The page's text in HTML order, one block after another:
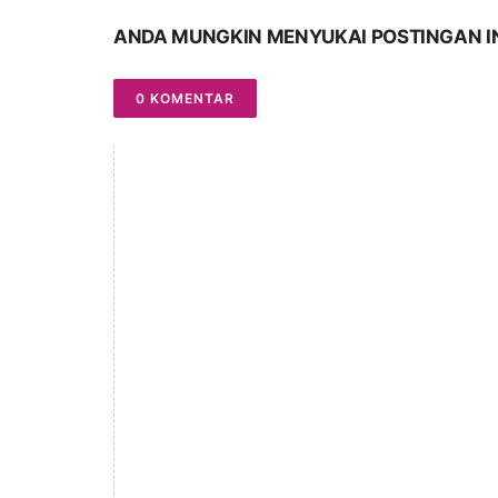
ANDA MUNGKIN MENYUKAI POSTINGAN
0 KOMENTAR